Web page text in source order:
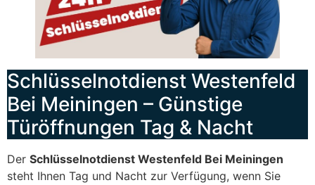
Schlüsselnotdienst Westenfeld
Bei Meiningen – Günstige
Türöffnungen Tag & Nacht
Der Schlüsselnotdienst Westenfeld Bei Meiningen
steht Ihnen Tag und Nacht zur Verfügung, wenn Sie